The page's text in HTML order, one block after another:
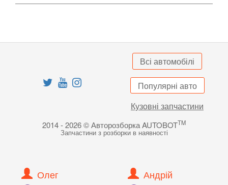
Всі автомобілі
Популярні авто
Кузовні запчастини
2014 - 2026 © Авторозборка AUTOBOTTM
Запчастини з розборки в наявності
Олег
Андрій